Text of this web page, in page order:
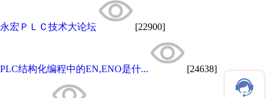
永宏ＰＬＣ技术大论坛 [22900]
PLC结构化编程中的EN,ENO是什... [24638]